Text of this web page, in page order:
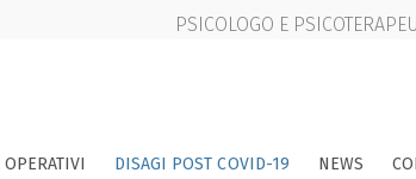
PSICOLOGO E
DISAGI POST COVID-19 NEWS